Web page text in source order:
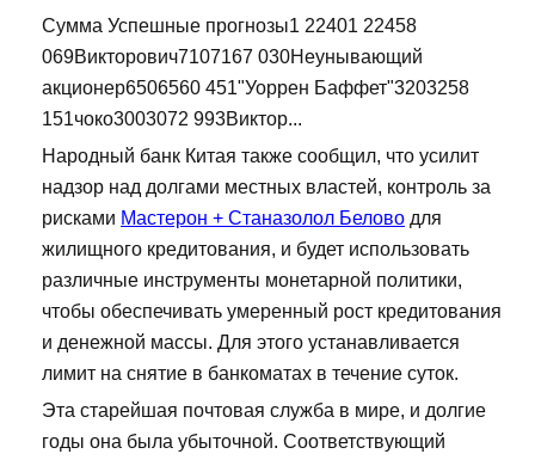
Сумма Успешные прогнозы1 22401 22458
069Викторович7107167 030Неунывающий
акционер6506560 451"Уоррен Баффет"3203258
151чоко3003072 993Виктор...
Народный банк Китая также сообщил, что усилит
надзор над долгами местных властей, контроль за
рисками Мастерон + Станазолол Белово для
жилищного кредитования, и будет использовать
различные инструменты монетарной политики,
чтобы обеспечивать умеренный рост кредитования
и денежной массы. Для этого устанавливается
лимит на снятие в банкоматах в течение суток.
Эта старейшая почтовая служба в мире, и долгие
годы она была убыточной. Соответствующий